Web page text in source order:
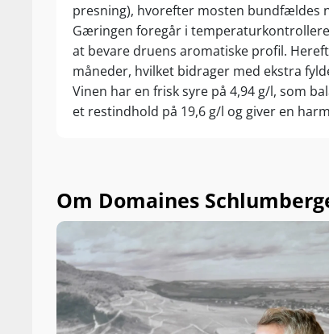
presning), hvorefter mosten bundfældes
Gæringen foregår i
at bevare druens aromatiske profil.
måneder, hvilket bidrager med ekstra
Vinen har en frisk syre på 4,94 g/l, som
et restindhold på 19,6 g/l og giver en
Om Domaines